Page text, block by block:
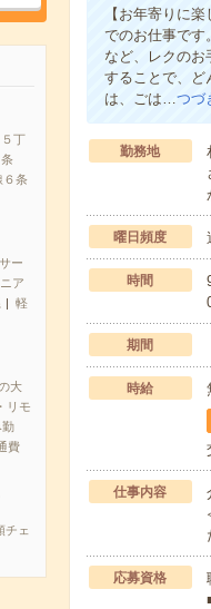
丁
６条
ー
ア
軽
大
リモ
勤
費
チェ
【お年寄りに
でのお仕事です
など、レクの
することで、ど
は、ごは…つづ
勤務地
曜日頻度
時間
期間
時給
仕事内容
応募資格